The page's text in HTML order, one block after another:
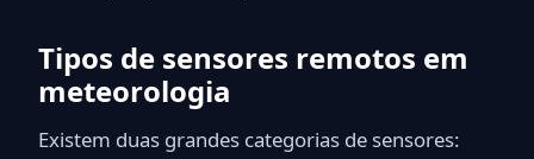
Tipos de sensores remotos em
meteorologia
Existem duas grandes categorias de sensores: